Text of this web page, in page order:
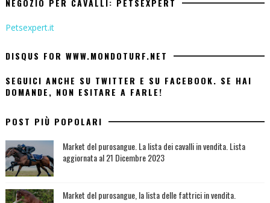
NEGOZIO PER CAVALLI: PETSEXPERT
Petsexpert.it
DISQUS FOR WWW.MONDOTURF.NET
SEGUICI ANCHE SU TWITTER E SU FACEBOOK. SE HAI
DOMANDE, NON ESITARE A FARLE!
POST PIÙ POPOLARI
Market del purosangue. La lista dei cavalli in vendita. Lista
aggiornata al 21 Dicembre 2023
Market del purosangue, la lista delle fattrici in vendita.